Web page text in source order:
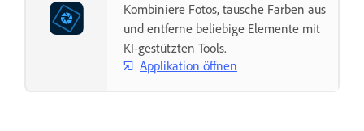
Kombiniere Fotos, tausche Farben aus
und entferne beliebige Elemente mit
KI-gestützten Tools.
Applikation öffnen